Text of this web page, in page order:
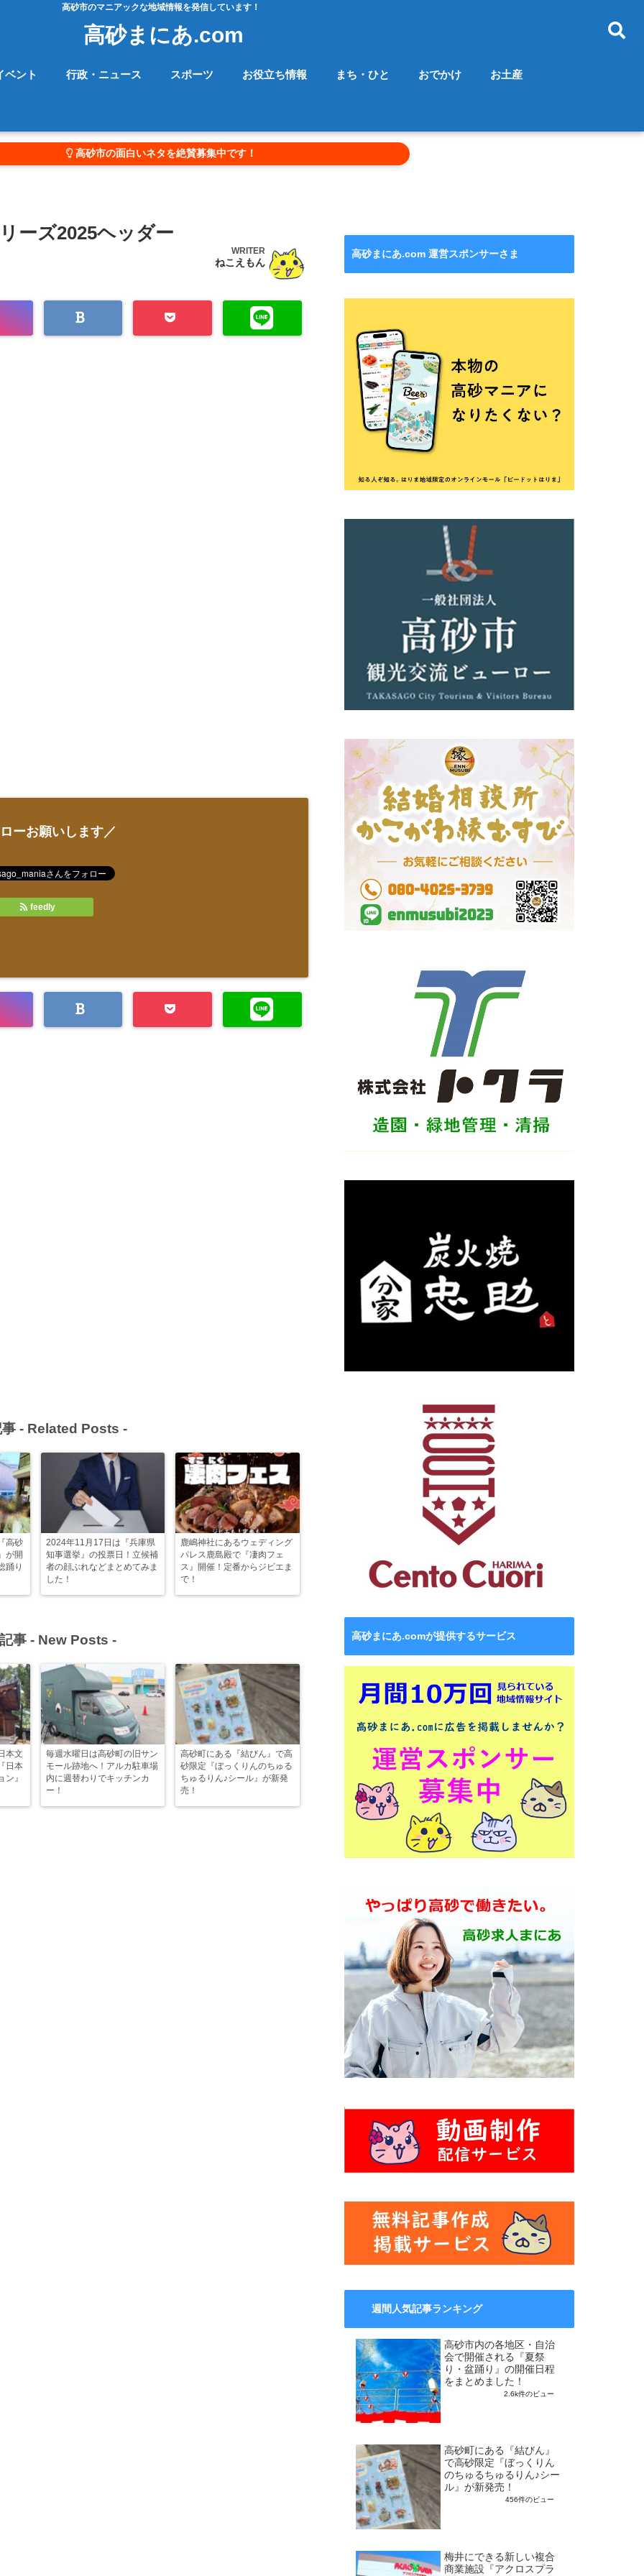
高砂市のマニアックな地域情報を発信しています！
高砂まにあ.com
ベント 行政・ニュース スポーツ お役立ち情報 まち・ひと おでかけ お土産
高砂市の面白いネタを絶賛募集中です！
ーズ2025ヘッダー
WRITER
ねこえもん
ーお願いします／
feedly
- Related Posts -
高砂
が開
踊り
2024年11月17日は『兵庫県
知事選挙』の投票日！立候補
者の顔ぶれなどまとめてみま
した！
鹿嶋神社にあるウェディング
パレス鹿島殿で『凄肉フェ
ス』開催！定番からジビエま
で！
事 - New Posts -
本文
日本
』
毎週水曜日は高砂町の旧サン
モール跡地へ！アルカ駐車場
内に週替わりでキッチンカ
ー！
高砂町にある『結びん』で高
砂限定『ぼっくりんのちゅる
ちゅるりん♪シール』が新発
売！
高砂まにあ.com 運営スポンサーさま
高砂まにあ.comが提供するサービス
週間人気記事ランキング
高砂市内の各地区・自治
会で開催される『夏祭
り・盆踊り』の開催日程
をまとめました！
2.6k件のビュー
高砂町にある『結びん』
で高砂限定『ぼっくりん
のちゅるちゅるりん♪シー
ル』が新発売！
456件のビュー
梅井にできる新しい複合
商業施設『アクロスプラ